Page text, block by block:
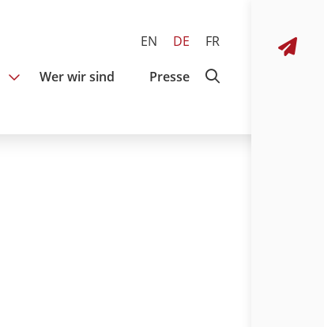
EN DE FR
Wer wir sind Presse